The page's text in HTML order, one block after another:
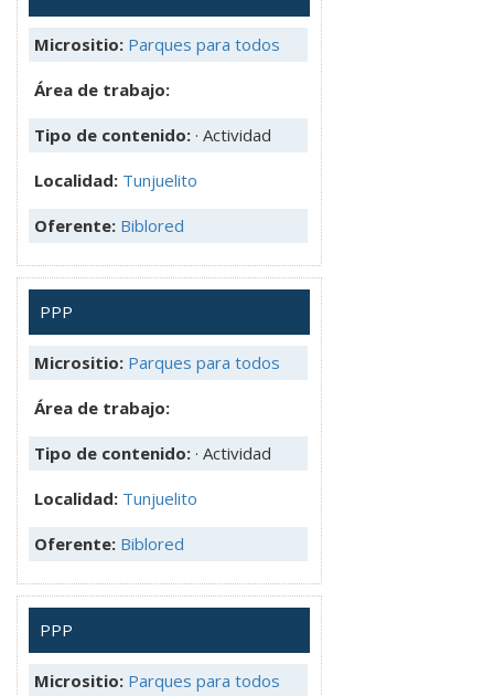
Micrositio: Parques para todos
Área de trabajo:
Tipo de contenido: · Actividad
Localidad: Tunjuelito
Oferente: Biblored
PPP
Micrositio: Parques para todos
Área de trabajo:
Tipo de contenido: · Actividad
Localidad: Tunjuelito
Oferente: Biblored
PPP
Micrositio: Parques para todos